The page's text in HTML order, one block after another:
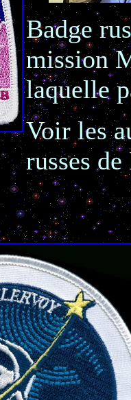
Badge
mission
laquelle
Voir les
russes